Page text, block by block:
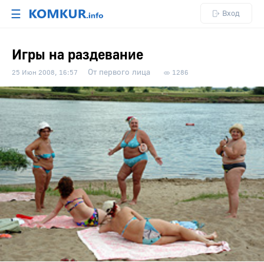
☰ Вход
Игры на раздевание
25 Июн 2008, 16:57 От первого лица 1286